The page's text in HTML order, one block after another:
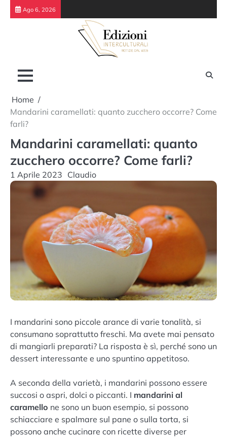
Skip
Ago 6, 2026
Home
Mandarini caramellati: quanto zucchero occorre? Come
farli?
Mandarini caramellati: quanto
zucchero occorre? Come farli?
1 Aprile 2023 Claudio
I mandarini sono piccole arance di varie tonalità, si
consumano soprattutto freschi. Ma avete mai pensato
di mangiarli preparati? La risposta è sì, perché sono un
dessert interessante e uno spuntino appetitoso.
A seconda della varietà, i mandarini possono essere
succosi o aspri, dolci o piccanti. I mandarini al
caramello ne sono un buon esempio, si possono
schiacciare e spalmare sul pane o sulla torta, si
possono anche cucinare con ricette diverse per